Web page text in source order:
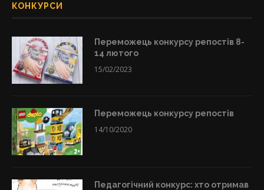
КОНКУРСИ
Переможець конкурсу репостів 8-
14 лютого
15/02/2023
Переможець конкурсу репостів
14/10/2020
Педагогічний конкурс: хто отримав